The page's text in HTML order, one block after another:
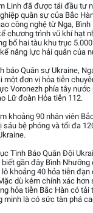
Linh đã được tái đầu tư
quân sự của Bắc
công nghệ từ Nga,
chương trình vũ khí hạt
bố hai tàu khu trục
năng lực hải quân của
báo Quân sự Ukraine,
một đơn vị hỏa tiễn
Voronezh phía tây nước
Lữ đoàn Hỏa tiễn 112.
khoảng 90 nhân viên
sáu bệ phóng và tối đa
Tình Báo Quân Đội
biết gần đây Bình Nhưỡng
khoảng 40 hỏa tiễn đạn
dù kém chính xác hơn
hỏa tiễn Bắc Hàn có tải
minh là có sức tàn phá